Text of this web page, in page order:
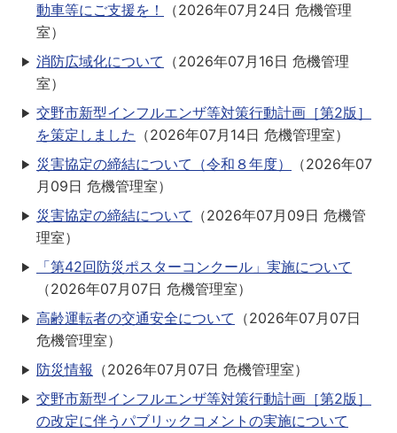
動車等にご支援を！
（2026年07月24日 危機管理
室）
消防広域化について （2026年07月16日 危機管理
室）
交野市新型インフルエンザ等対策行動計画［第2版］
を策定しました （2026年07月14日 危機管理室）
災害協定の締結について（令和８年度）
（2026年07
月09日 危機管理室）
災害協定の締結について （2026年07月09日 危機管
理室）
「第42回防災ポスターコンクール」実施について
（2026年07月07日 危機管理室）
高齢運転者の交通安全について （2026年07月07日
危機管理室）
防災情報 （2026年07月07日 危機管理室）
交野市新型インフルエンザ等対策行動計画［第2版］
の改定に伴うパブリックコメントの実施について